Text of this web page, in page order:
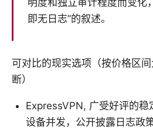
明度和独立审计程度而变化
即无日志”的叙述。
可对比的现实选项（按价格区
断）
ExpressVPN, 广受好评的稳
设备并发，公开披露日志政